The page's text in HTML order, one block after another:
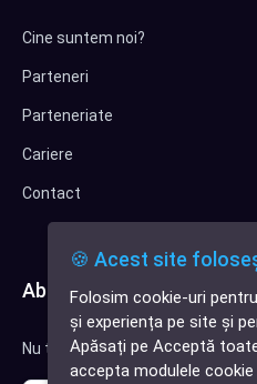
Cine suntem noi?
Parteneri
Parteneriate
Cariere
Contact
Abonează-te la newsletter
Nu trimitem spam, deci nu îți
🍪 Acest site
Folosim cookie-uri
și experiența pe site și
Apăsați pe Acceptă
accepta modulele